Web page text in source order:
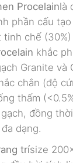
Procelainlà
phần cấu
tinh chế
khắc
Granite và
chắn (độ
thấm
đồng
dạng.
trísize